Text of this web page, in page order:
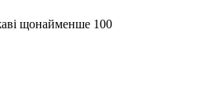
щонайменше 100